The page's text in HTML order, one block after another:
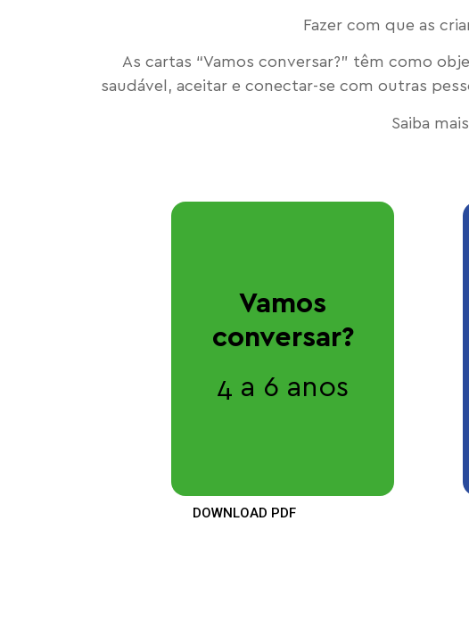
Fazer com que as
As cartas “Vamos conversar?” têm como
saudável, aceitar e conectar-se com outras
Saiba
Vamos
conversar?
4 a 6 anos
DOWNLOAD PDF